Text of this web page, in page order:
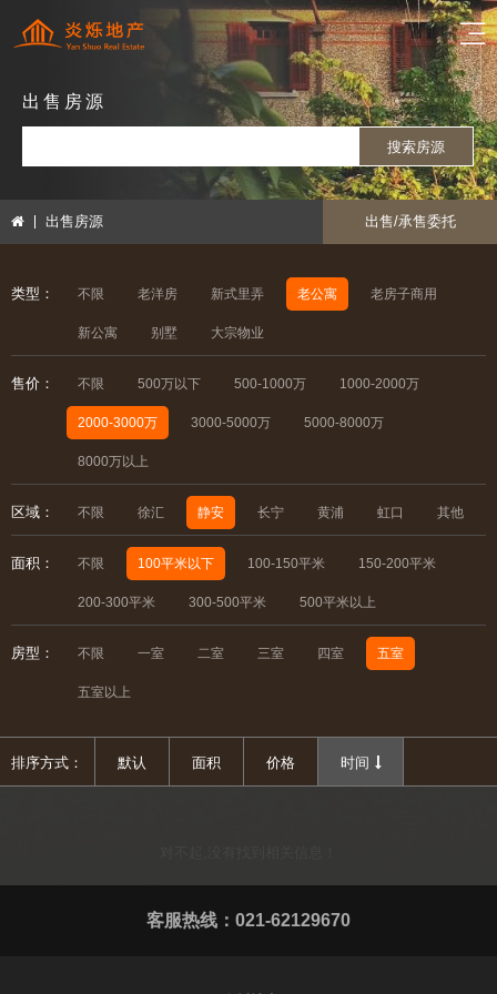
出售房源
搜索房源
出售房源 出售/承售委托
类型： 不限 老洋房 新式里弄 老公寓 老房子商用
新公寓 别墅 大宗物业
售价： 不限 500万以下 500-1000万 1000-2000万
2000-3000万 3000-5000万 5000-8000万
8000万以上
区域： 不限 徐汇 静安 长宁 黄浦 虹口 其他
面积： 不限 100平米以下 100-150平米 150-200平米
200-300平米 300-500平米 500平米以上
房型： 不限 一室 二室 三室 四室 五室
五室以上
排序方式： 默认 面积 价格 时间
客服热线：021-62129670